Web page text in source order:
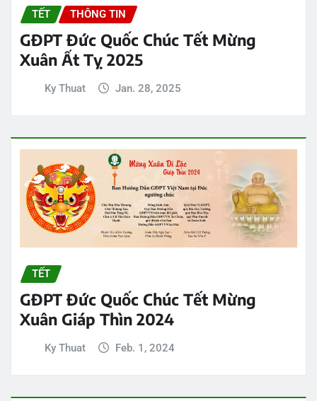
TẾT THÔNG TIN
GĐPT Đức Quốc Chúc Tết Mừng
Xuân Ất Tỵ 2025
Ky Thuat Jan. 28, 2025
TẾT
GĐPT Đức Quốc Chúc Tết Mừng
Xuân Giáp Thìn 2024
Ky Thuat Feb. 1, 2024